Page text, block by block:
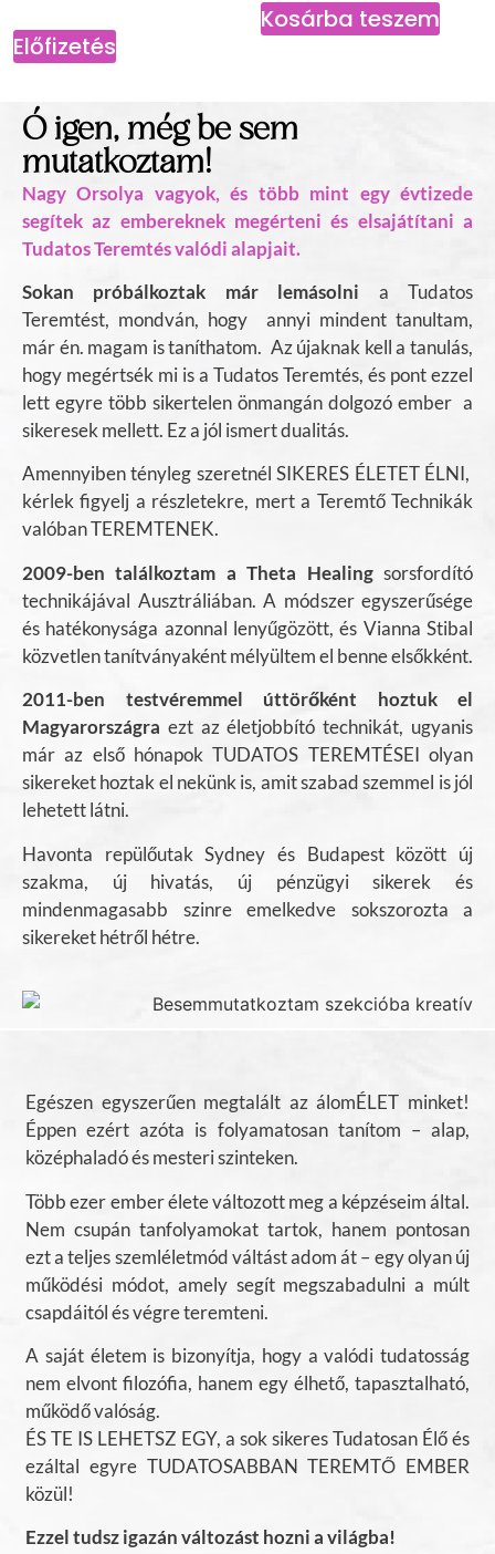
Előfizetés
Kosárba teszem
Ó igen, még be sem
mutatkoztam!
Nagy Orsolya vagyok, és több mint egy évtizede
segítek az embereknek megérteni és elsajátítani a
Tudatos Teremtés valódi alapjait.
Sokan próbálkoztak már lemásolni a Tudatos
Teremtést, mondván, hogy annyi mindent tanultam,
már én. magam is taníthatom. Az újaknak kell a tanulás,
hogy megértsék mi is a Tudatos Teremtés, és pont ezzel
lett egyre több sikertelen önmangán dolgozó ember a
sikeresek mellett. Ez a jól ismert dualitás.
Amennyiben tényleg szeretnél SIKERES ÉLETET ÉLNI,
kérlek figyelj a részletekre, mert a Teremtő Technikák
valóban TEREMTENEK.
2009-ben találkoztam a Theta Healingsorsfordító
technikájával Ausztráliában. A módszer egyszerűsége
és hatékonysága azonnal lenyűgözött, és Vianna Stibal
közvetlen tanítványaként mélyültem el benne elsőkként.
2011-ben testvéremmel úttörőként hoztuk el
Magyarországra ezt az életjobbító technikát, ugyanis
már az első hónapok TUDATOS TEREMTÉSEI olyan
sikereket hoztak el nekünk is, amit szabad szemmel is jól
lehetett látni.
Havonta repülőutak Sydney és Budapest között új
szakma, új hivatás, új pénzügyi sikerek és
mindenmagasabb szinre emelkedve sokszorozta a
sikereket hétről hétre.
Egészen egyszerűen megtalált az álomÉLET minket!
Éppen ezért azóta is folyamatosan tanítom – alap,
középhaladó és mesteri szinteken.
Több ezer ember élete változott meg a képzéseim által.
Nem csupán tanfolyamokat tartok, hanem pontosan
ezt a teljes szemléletmód váltást adom át – egy olyan új
működési módot, amely segít megszabadulni a múlt
csapdáitól és végre teremteni.
A saját életem is bizonyítja, hogy a valódi tudatosság
nem elvont filozófia, hanem egy élhető, tapasztalható,
működő valóság.
ÉS TE IS LEHETSZ EGY, a sok sikeres Tudatosan Élő és
ezáltal egyre TUDATOSABBAN TEREMTŐ EMBER
közül!
Ezzel tudsz igazán változást hozni a világba!